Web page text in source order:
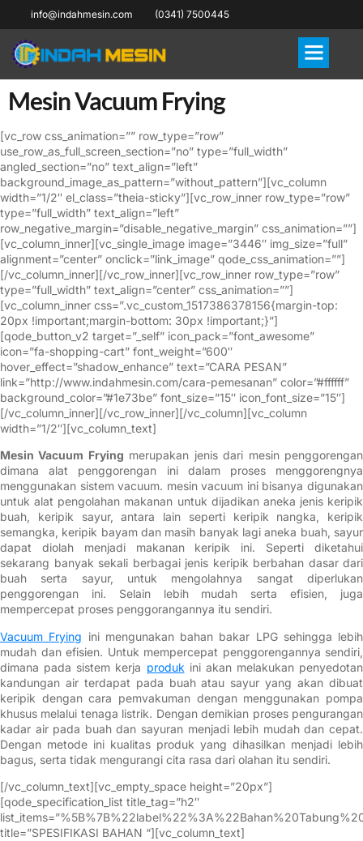
info@indahmesin.com (0341) 7500445
Mesin Vacuum Frying
[vc_row css_animation=”” row_type=”row”
use_row_as_full_screen_section=”no” type=”full_width”
angled_section=”no” text_align=”left”
background_image_as_pattern=”without_pattern”][vc_column
width=”1/2″ el_class=”theia-sticky”][vc_row_inner row_type=”row”
type=”full_width” text_align=”left”
row_negative_margin=”disable_negative_margin” css_animation=””]
[vc_column_inner][vc_single_image image=”3446″ img_size=”full”
alignment=”center” onclick=”link_image” qode_css_animation=””]
[/vc_column_inner][/vc_row_inner][vc_row_inner row_type=”row”
type=”full_width” text_align=”center” css_animation=””]
[vc_column_inner css=”.vc_custom_1517386378156{margin-top:
20px !important;margin-bottom: 30px !important;}”]
[qode_button_v2 target=”_self” icon_pack=”font_awesome”
icon=”fa-shopping-cart” font_weight=”600″
hover_effect=”shadow_enhance” text=”CARA PESAN”
link=”http://www.indahmesin.com/cara-pemesanan” color=”#ffffff”
background_color=”#1e73be” font_size=”15″ icon_font_size=”15″]
[/vc_column_inner][/vc_row_inner][/vc_column][vc_column
width=”1/2″][vc_column_text]
Mesin Vacuum Frying merupakan jenis dari mesin penggorengan
dimana alat penggorengan ini dalam proses menggorengnya
menggunakan sistem vacuum. mesin vacuum ini bisanya digunakan
untuk alat pengolahan makanan untuk dijadikan aneka jenis keripik
buah, keripik sayur, antara lain seperti keripik nangka, keripik
semangka, keripik bayam dan masih banyak lagi aneka buah, sayur
dapat diolah menjadi makanan keripik ini. Seperti diketahui
sekarang banyak sekali berbagai jenis keripik berbahan dasar dari
buah serta sayur, untuk mengolahnya sangat diperlukan
penggorengan ini. Selain lebih mudah serta efisien, juga
mempercepat proses penggorangannya itu sendiri.
Vacuum Frying ini mengunakan bahan bakar LPG sehingga lebih
mudah dan efisien. Untuk mempercepat penggorengannya sendiri,
dimana pada sistem kerja produk ini akan melakukan penyedotan
kandungan air terdapat pada buah atau sayur yang akan dibuat
keripik dengan cara pemvakuman dengan menggunakan pompa
khusus melalui tenaga listrik. Dengan demikian proses pengurangan
kadar air pada buah dan sayuran menjadi lebih mudah dan cepat.
Dengan metode ini kualitas produk yang dihasilkan menjadi lebih
bagus, serta tidak mengurangi cita rasa dari olahan itu sendiri.
[/vc_column_text][vc_empty_space height=”20px”]
[qode_specification_list title_tag=”h2″
title=”SPESIFIKASI BAHAN “][vc_column_text]